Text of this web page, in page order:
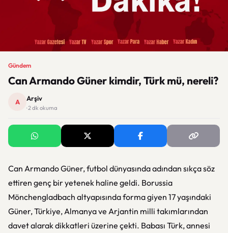
Gündem
Can Armando Güner kimdir, Türk mü, nereli?
A Arşiv
· 2 dk okuma
Can Armando Güner, futbol dünyasında adından sıkça söz
ettiren genç bir yetenek haline geldi. Borussia
Mönchengladbach altyapısında forma giyen 17 yaşındaki
Güner, Türkiye, Almanya ve Arjantin milli takımlarından
davet alarak dikkatleri üzerine çekti. Babası Türk, annesi